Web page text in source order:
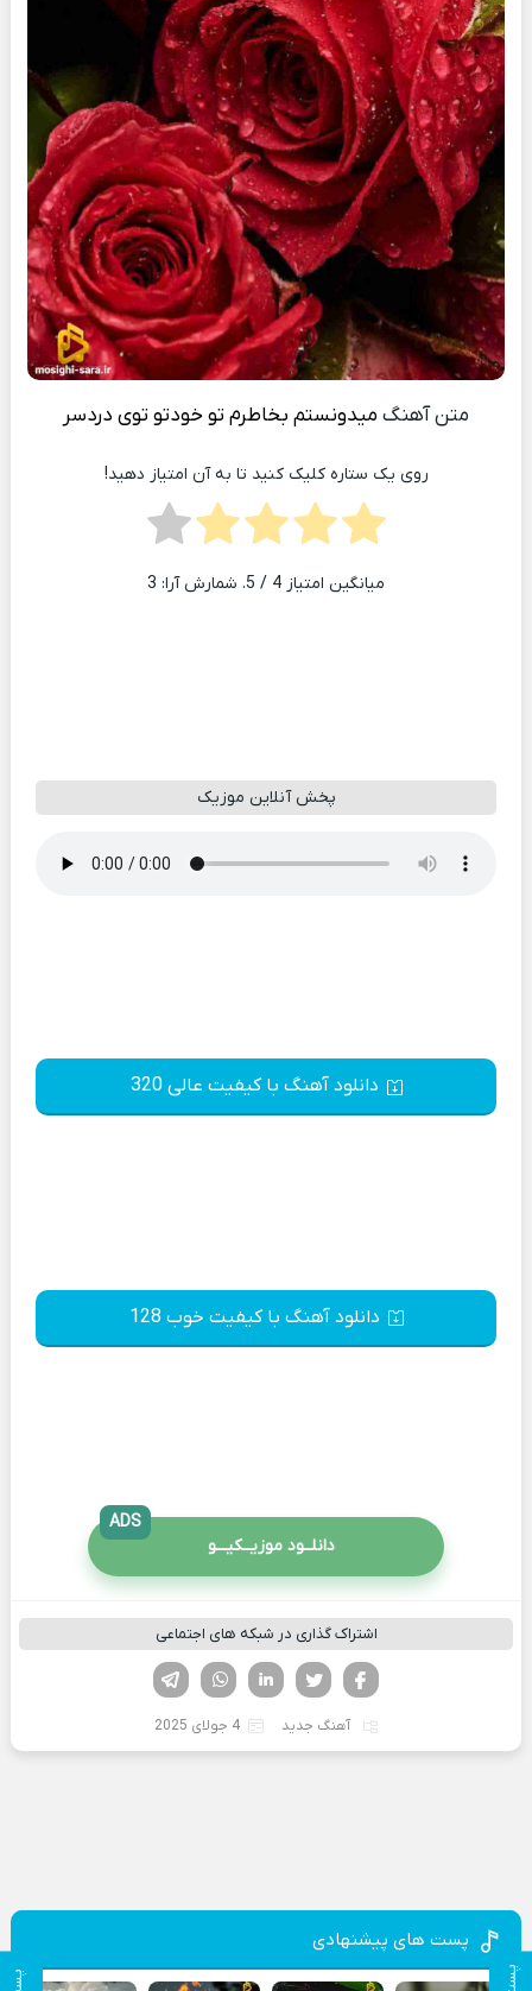
متن آهنگ میدونستم بخاطرم تو خودتو توی دردسر
روی یک ستاره کلیک کنید تا به آن امتیاز دهید!
میانگین امتیاز 4 / 5. شمارش آرا: 3
پخش آنلاین موزیک
دانلود آهنگ با کیفیت عالی 320
دانلود آهنگ با کیفیت خوب 128
دانلــود موزیــکیـــو
ADS
اشتراک گذاری در شبکه های اجتماعی
لینکدین تویتر
فیسوک
آهنگ جدید 4 جولای 2025
پست های پیشنهادی